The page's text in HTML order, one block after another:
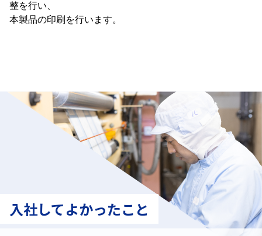
整を行い、
本製品の印刷を行います。
入社してよかったこと